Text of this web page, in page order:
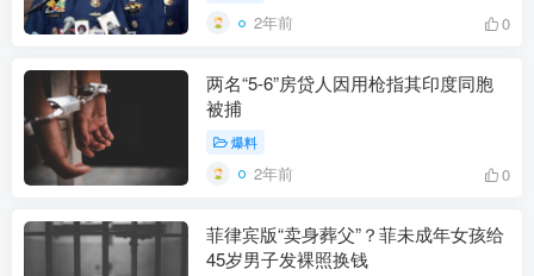
2年前 0
两名“5-6”房贷人因用枪指其印度同胞
被捕
爆料
2年前 0
菲律宾版“卖身葬父”？菲未成年女孩给
45岁男子发裸照换钱